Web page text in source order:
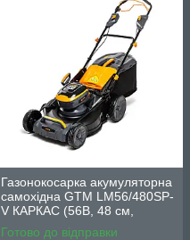
Газонокосарка акумуляторна
самохідна GTM LM56/480SP-
V КАРКАС (56В, 48 см,
варіатор)
Готово до відправки